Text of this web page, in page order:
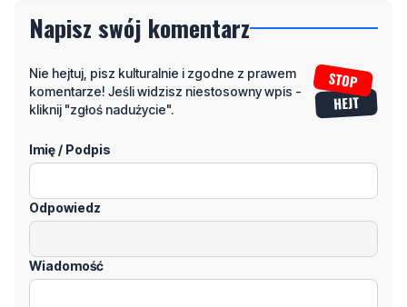
komentarze! Jeśli widzisz niestosowny wpis -
kliknij "zgłoś nadużycie".
Imię / Podpis
Odpowiedz
Wiadomość